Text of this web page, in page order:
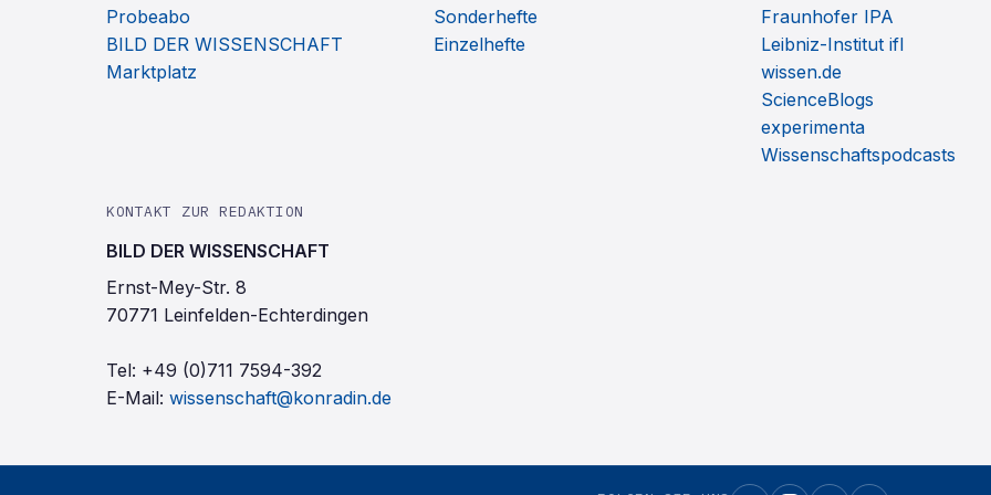
Probeabo
BILD DER WISSENSCHAFT
Marktplatz
Sonderhefte
Einzelhefte
Fraunhofer IPA
Leibniz-Institut ifl
wissen.de
ScienceBlogs
experimenta
Wissenschaftspodcasts
KONTAKT ZUR REDAKTION
BILD DER WISSENSCHAFT
Ernst-Mey-Str. 8
70771 Leinfelden-Echterdingen
Tel: +49 (0)711 7594-392
E-Mail: wissenschaft@konradin.de